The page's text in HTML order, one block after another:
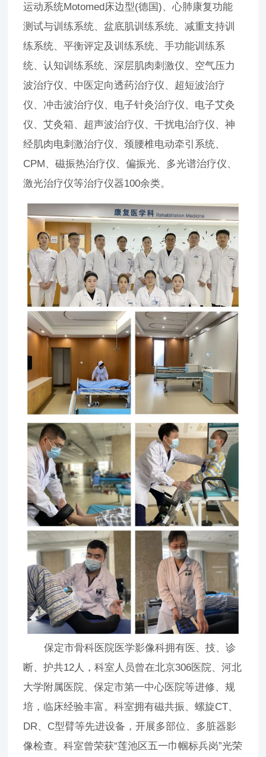
运动系统Motomed床边型(德国)、心肺康复功能
测试与训练系统、盆底肌训练系统、减重支持训
练系统、平衡评定及训练系统、手功能训练系
统、认知训练系统、深层肌肉刺激仪、空气压力
波治疗仪、中医定向透药治疗仪、超短波治疗
仪、冲击波治疗仪、电子针灸治疗仪、电子艾灸
仪、艾灸箱、超声波治疗仪、干扰电治疗仪、神
经肌肉电刺激治疗仪、颈腰椎电动牵引系统、
CPM、磁振热治疗仪、偏振光、多光谱治疗仪、
激光治疗仪等治疗仪器100余类。
保定市骨科医院医学影像科拥有医、技、诊
断、护共12人，科室人员曾在北京306医院、河北
大学附属医院、保定市第一中心医院等进修、规
培，临床经验丰富。科室拥有磁共振、螺旋CT、
DR、C型臂等先进设备，开展多部位、多脏器影
像检查。科室曾荣获“莲池区五一巾帼标兵岗”光荣